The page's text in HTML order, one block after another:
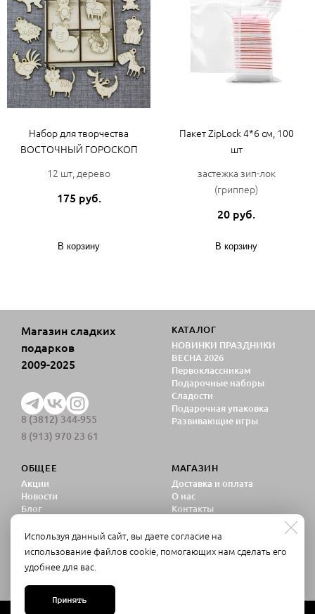
Набор для творчества
ВОСТОЧНЫЙ ГОРОСКОП
12 шт, дерево
175 руб.
В корзину
Пакет ZipLock 4*6 см, 100
шт
застежка зип-лок
(гриппер)
20 руб.
В корзину
Магазин сладких
подарков
2009-2025
8 (3812) 344-955
8 (913) 970 23 61
КАТАЛОГ
НОВИНКИ ПРАЗДНИКИ
ВЕСНА 2026
Первоклассникам
Подарочные наборы
Сладости
Подарочная упаковка
Развивающие игры
ОБЩЕЕ
Акции
Новости
Блог
конфиденциальности
Согласие на обработку
персональных данных
МАГАЗИН
Доставка и оплата
О нас
Контакты
Используя данный сайт, вы даете согласие на
использование файлов cookie, помогающих нам сделать его
удобнее для вас.
Принять